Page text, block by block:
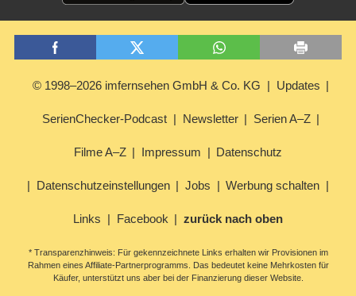
© 1998–2026 imfernsehen GmbH & Co. KG Updates
SerienChecker-Podcast Newsletter Serien A–Z
Filme A–Z Impressum Datenschutz
Datenschutzeinstellungen Jobs Werbung schalten
Links Facebook zurück nach oben
* Transparenzhinweis: Für gekennzeichnete Links erhalten wir Provisionen im
Rahmen eines Affiliate-Partnerprogramms. Das bedeutet keine Mehrkosten für
Käufer, unterstützt uns aber bei der Finanzierung dieser Website.